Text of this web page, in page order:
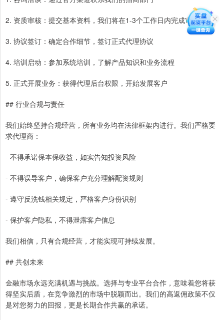
2. 资质审核：提交基本资料，我们将在1-3个工作日内完成审核
3. 协议签订：确定合作细节，签订正式代理协议
4. 培训启动：参加系统培训，了解产品知识和业务流程
5. 正式开展业务：获得代理后台权限，开始发展客户
## 行业合规与责任
我们始终坚持合规经营，所有业务均在法律框架内进行。我们严格要
求代理商：
- 不得承诺保本保收益，如实告知投资风险
- 不得误导客户，确保客户充分理解配资规则
- 遵守反洗钱相关规定，严格客户身份识别
- 保护客户隐私，不得泄露客户信息
我们相信，只有合规经营，才能实现可持续发展。
## 共创未来
金融市场永远充满机遇与挑战。选择与专业平台合作，意味着您将获
得坚实后盾，在竞争激烈的市场中脱颖而出。我们的高返佣政策不仅
是对您努力的回报，更是长期合作共赢的承诺。